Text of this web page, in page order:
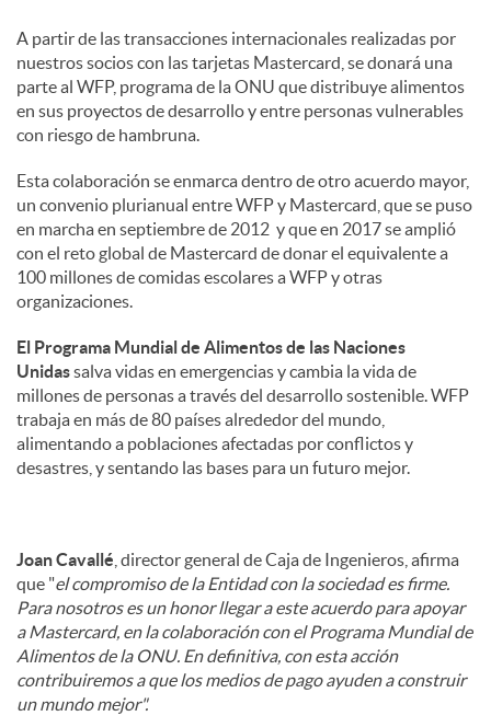
A partir de las transacciones internacionales realizadas por
nuestros socios con las tarjetas Mastercard, se donará una
parte al WFP, programa de la ONU que distribuye alimentos
en sus proyectos de desarrollo y entre personas vulnerables
con riesgo de hambruna.
Esta colaboración se enmarca dentro de otro acuerdo mayor,
un convenio plurianual entre WFP y Mastercard, que se puso
en marcha en septiembre de 2012 y que en 2017 se amplió
con el reto global de Mastercard de donar el equivalente a
100 millones de comidas escolares a WFP y otras
organizaciones.
El Programa Mundial de Alimentos de las Naciones
Unidassalva vidas en emergencias y cambia la vida de
millones de personas a través del desarrollo sostenible. WFP
trabaja en más de 80 países alrededor del mundo,
alimentando a poblaciones afectadas por conflictos y
desastres, y sentando las bases para un futuro mejor.
Joan Cavallé , director general de Caja de Ingenieros, afirma
que "el compromiso de la Entidad con la sociedad es firme.
Para nosotros es un honor llegar a este acuerdo para apoyar
a Mastercard, en la colaboración con el Programa Mundial de
Alimentos de la ONU. En definitiva, con esta acción
contribuiremos a que los medios de pago ayuden a construir
un mundo mejor".